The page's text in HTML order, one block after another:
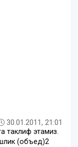
30.01.2011, 21:01
таклиф этамиз.
(объед)2